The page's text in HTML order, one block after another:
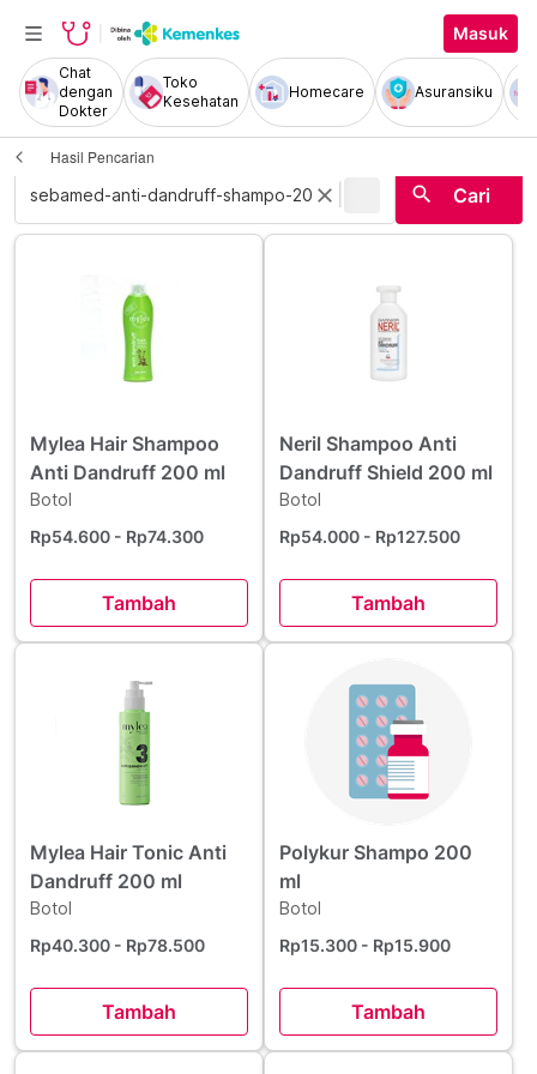
Masuk
Chat
dengan
Dokter
Toko
Kesehatan
Homecare Asuransiku
Hasil Pencarian
close search Cari
Mylea Hair Shampoo
Anti Dandruff 200 ml
Botol
Rp54.600 - Rp74.300
Tambah
Neril Shampoo Anti
Dandruff Shield 200 ml
Botol
Rp54.000 - Rp127.500
Tambah
Mylea Hair Tonic Anti
Dandruff 200 ml
Botol
Rp40.300 - Rp78.500
Tambah
Polykur Shampo 200
ml
Botol
Rp15.300 - Rp15.900
Tambah